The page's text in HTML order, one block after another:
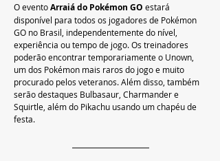
O evento Arraiá do Pokémon GO estará
disponível para todos os jogadores de Pokémon
GO no Brasil, independentemente do nível,
experiência ou tempo de jogo. Os treinadores
poderão encontrar temporariamente o Unown,
um dos Pokémon mais raros do jogo e muito
procurado pelos veteranos. Além disso, também
serão destaques Bulbasaur, Charmander e
Squirtle, além do Pikachu usando um chapéu de
festa.